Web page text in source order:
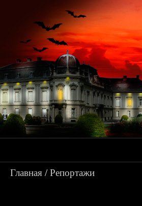
Главная /Репортажи